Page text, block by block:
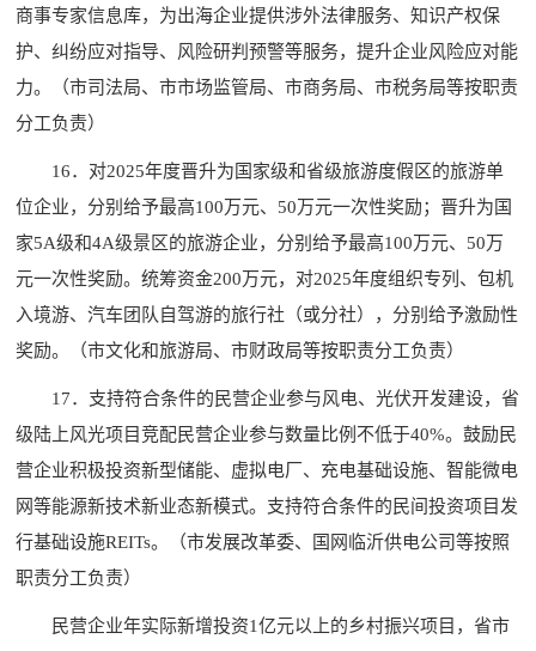
商事专家信息库，为出海企业提供涉外法律服务、知识产权保
护、纠纷应对指导、风险研判预警等服务，提升企业风险应对能
力。（市司法局、市市场监管局、市商务局、市税务局等按职责
分工负责）
16．对2025年度晋升为国家级和省级旅游度假区的旅游单
位企业，分别给予最高100万元、50万元一次性奖励；晋升为国
家5A级和4A级景区的旅游企业，分别给予最高100万元、50万
元一次性奖励。统筹资金200万元，对2025年度组织专列、包机
入境游、汽车团队自驾游的旅行社（或分社），分别给予激励性
奖励。（市文化和旅游局、市财政局等按职责分工负责）
17．支持符合条件的民营企业参与风电、光伏开发建设，省
级陆上风光项目竞配民营企业参与数量比例不低于40%。鼓励民
营企业积极投资新型储能、虚拟电厂、充电基础设施、智能微电
网等能源新技术新业态新模式。支持符合条件的民间投资项目发
行基础设施REITs。（市发展改革委、国网临沂供电公司等按照
职责分工负责）
民营企业年实际新增投资1亿元以上的乡村振兴项目，省市